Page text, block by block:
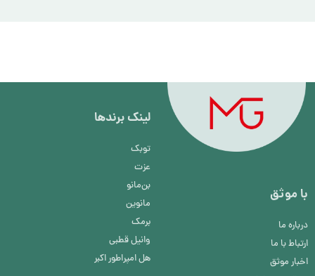
با موثق
درباره ما
ارتباط با ما
اخبار موثق
لینک برند‌ها
توبک
عزت
بن‌مانو
مانوین
برمک
وانیل قطبی
هل امپراطور اکبر